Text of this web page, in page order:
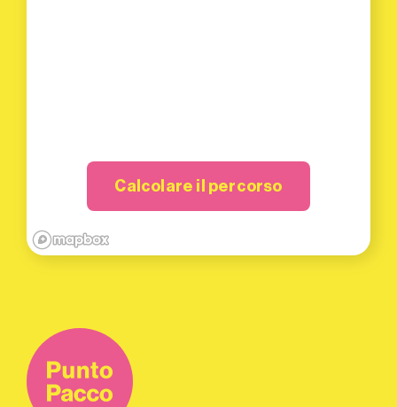
Calcolare il percorso